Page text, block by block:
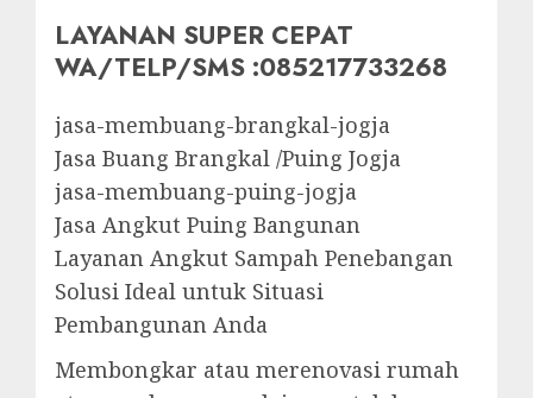
LAYANAN SUPER CEPAT
WA/TELP/SMS :085217733268
jasa-membuang-brangkal-jogja
Jasa Buang Brangkal /Puing Jogja
jasa-membuang-puing-jogja
Jasa Angkut Puing Bangunan
Layanan Angkut Sampah Penebangan
Solusi Ideal untuk Situasi
Pembangunan Anda
Membongkar atau merenovasi rumah